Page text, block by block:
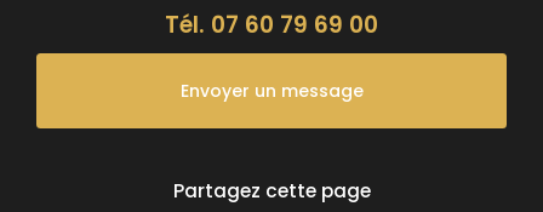
Tél. 07 60 79 69 00
Envoyer un message
Partagez cette page